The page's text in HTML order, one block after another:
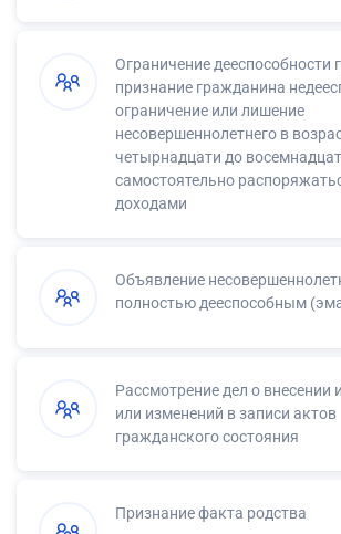
Ограничение дееспособности
признание гражданина
ограничение или лишение
несовершеннолетнего в
четырнадцати до
самостоятельно
доходами
Объявление
полностью дееспособным
Рассмотрение дел о внесении
или изменений в записи актов
гражданского состояния
Признание факта родства